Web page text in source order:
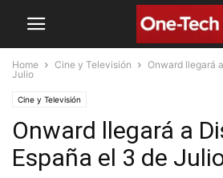
Home Cine y Televisión
Onward llegará
Julio
Cine y Televisión
Onward llegará a
España el 3 de